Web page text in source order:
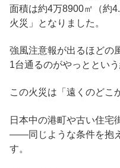
面積は約4万8900㎡（約
火災」となりました。
強風注意報が出るほどの
1台通るのがやっととい
この火災は「遠くのどこ
日本中の港町や古い住宅
――同じような条件を抱
す。